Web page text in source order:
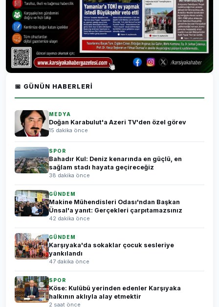
📅 GÜNÜN HABERLERI
MEDYA
Doğan Karabulut'a Azeri TV'den özel görev
15 dakika önce
SPOR
Bahadır Kul: Deniz kenarında en güçlü, en
sağlam stadı hayata geçireceğiz
38 dakika önce
GÜNDEM
Makine Mühendisleri Odası'ndan Başkan
Ünsal'a yanıt: Gerçekleri çarpıtamazsınız
42 dakika önce
GÜNDEM
Karşıyaka'da sokaklar çocuk sesleriye
yankılandı
47 dakika önce
SPOR
Köse: Kulübü yerinden edenler Karşıyaka
halkının aklıyla alay etmektir
2 saat önce